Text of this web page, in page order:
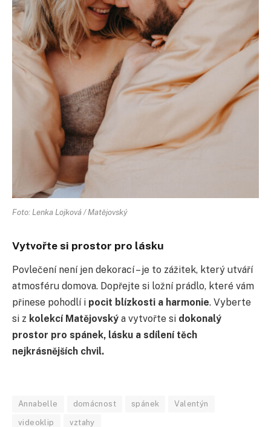
Foto: Lenka Lojková / Matějovský
Vytvořte si prostor pro lásku
Povlečení není jen dekorací – je to zážitek, který utváří
atmosféru domova. Dopřejte si ložní prádlo, které vám
přinese pohodlí i pocit blízkosti a harmonie. Vyberte
si z kolekcí Matějovský a vytvořte si dokonalý
prostor pro spánek, lásku a sdílení těch
nejkrásnějších chvil.
Annabelle domácnost spánek Valentýn
videoklip vztahy